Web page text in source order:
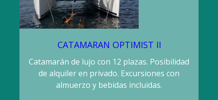
CATAMARAN OPTIMIST II
Catamarán de lujo con 12 plazas. Posibilidad
de alquiler en privado. Excursiones con
almuerzo y bebidas incluidas.